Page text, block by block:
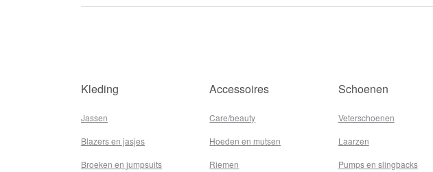
Kleding
Jassen
Blazers en jasjes
Broeken en jumpsuits
Accessoires
Care/beauty
Hoeden en mutsen
Riemen
Schoenen
Veterschoenen
Laarzen
Pumps en slingbacks